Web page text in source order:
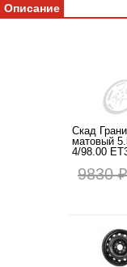
Описание
Скад
матовый
4/98.00
9830 ₽